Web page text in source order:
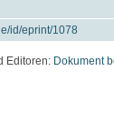
id/eprint/1078
Editoren: Dokument